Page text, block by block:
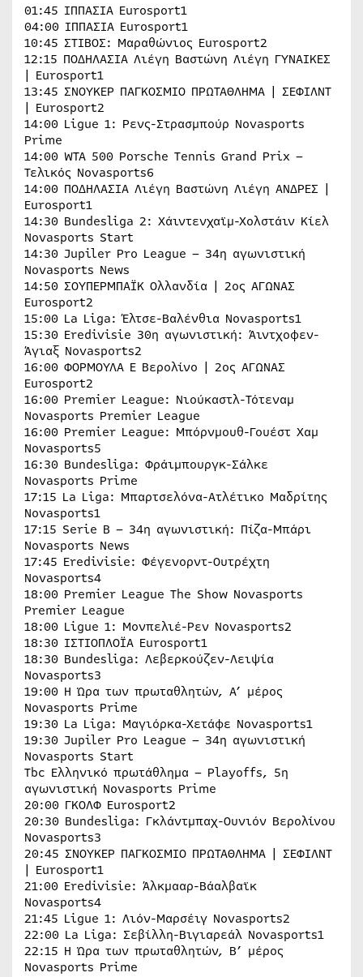
01:45 ΙΠΠΑΣΙΑ Eurosport1
04:00 ΙΠΠΑΣΙΑ Eurosport1
10:45 ΣΤΙΒΟΣ: Μαραθώνιος Eurosport2
12:15 ΠΟΔΗΛΑΣΙΑ Λιέγη Βαστώνη Λιέγη ΓΥΝΑΙΚΕΣ
| Eurosport1
13:45 ΣΝΟΥΚΕΡ ΠΑΓΚOΣΜΙΟ ΠΡΩΤΑΘΛΗΜΑ | ΣΕΦΙΛΝΤ
| Eurosport2
14:00 Ligue 1: Ρενς-Στρασμπούρ Novasports
Prime
14:00 WTA 500 Porsche Tennis Grand Prix –
Τελικός Novasports6
14:00 ΠΟΔΗΛΑΣΙΑ Λιέγη Βαστώνη Λιέγη ΑΝΔΡΕΣ |
Eurosport1
14:30 Bundesliga 2: Χάιντενχαϊμ-Χολστάιν Κίελ
Novasports Start
14:30 Jupiler Pro League – 34η αγωνιστική
Novasports News
14:50 ΣΟΥΠΕΡΜΠΑΪΚ Ολλανδία | 2ος ΑΓΩΝΑΣ
Eurosport2
15:00 La Liga: Έλτσε-Βαλένθια Novasports1
15:30 Eredivisie 30η αγωνιστική: Άιντχοφεν-
Άγιαξ Novasports2
16:00 ΦΟΡΜΟΥΛΑ Ε Βερολίνο | 2ος ΑΓΩΝΑΣ
Eurosport2
16:00 Premier League: Νιούκαστλ-Τότεναμ
Novasports Premier League
16:00 Premier League: Μπόρνμουθ-Γουέστ Χαμ
Novasports5
16:30 Bundesliga: Φράιμπουργκ-Σάλκε
Novasports Prime
17:15 La Liga: Μπαρτσελόνα-Ατλέτικο Μαδρίτης
Novasports1
17:15 Serie B – 34η αγωνιστική: Πίζα-Μπάρι
Novasports News
17:45 Eredivisie: Φέγενορντ-Ουτρέχτη
Novasports4
18:00 Premier League The Show Novasports
Premier League
18:00 Ligue 1: Μονπελιέ-Ρεν Novasports2
18:30 ΙΣΤΙΟΠΛΟΪΑ Eurosport1
18:30 Bundesliga: Λεβερκούζεν-Λειψία
Novasports3
19:00 Η Ώρα των πρωταθλητών, Α’ μέρος
Novasports Prime
19:30 La Liga: Μαγιόρκα-Χετάφε Novasports1
19:30 Jupiler Pro League – 34η αγωνιστική
Novasports Start
Tbc Ελληνικό πρωτάθλημα – Playoffs, 5η
αγωνιστική Novasports Prime
20:00 ΓΚΟΛΦ Eurosport2
20:30 Bundesliga: Γκλάντμπαχ-Ουνιόν Βερολίνου
Novasports3
20:45 ΣΝΟΥΚΕΡ ΠΑΓΚOΣΜΙΟ ΠΡΩΤΑΘΛΗΜΑ | ΣΕΦΙΛΝΤ
| Eurosport1
21:00 Eredivisie: Άλκμααρ-Βάαλβαϊκ
Novasports4
21:45 Ligue 1: Λιόν-Μαρσέιγ Novasports2
22:00 La Liga: Σεβίλλη-Βιγιαρεάλ Novasports1
22:15 Η Ώρα των πρωταθλητών, Β’ μέρος
Novasports Prime